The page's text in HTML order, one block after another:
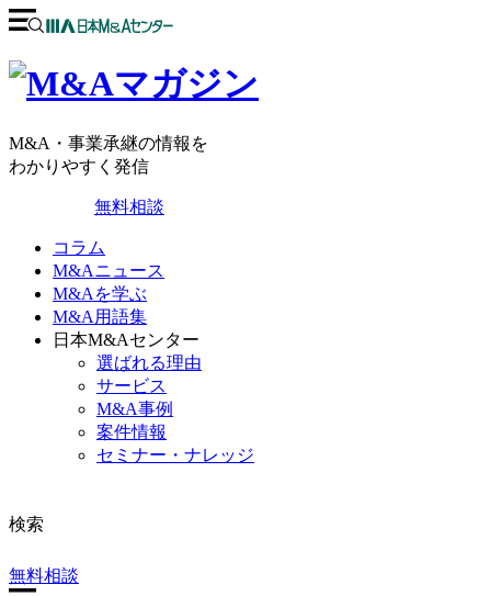
M&A・事業承継の情報を
わかりやすく発信
無料相談
コラム
M&Aニュース
M&Aを学ぶ
M&A用語集
日本M&Aセンター
選ばれる理由
サービス
M&A事例
案件情報
セミナー・ナレッジ
検索
無料相談